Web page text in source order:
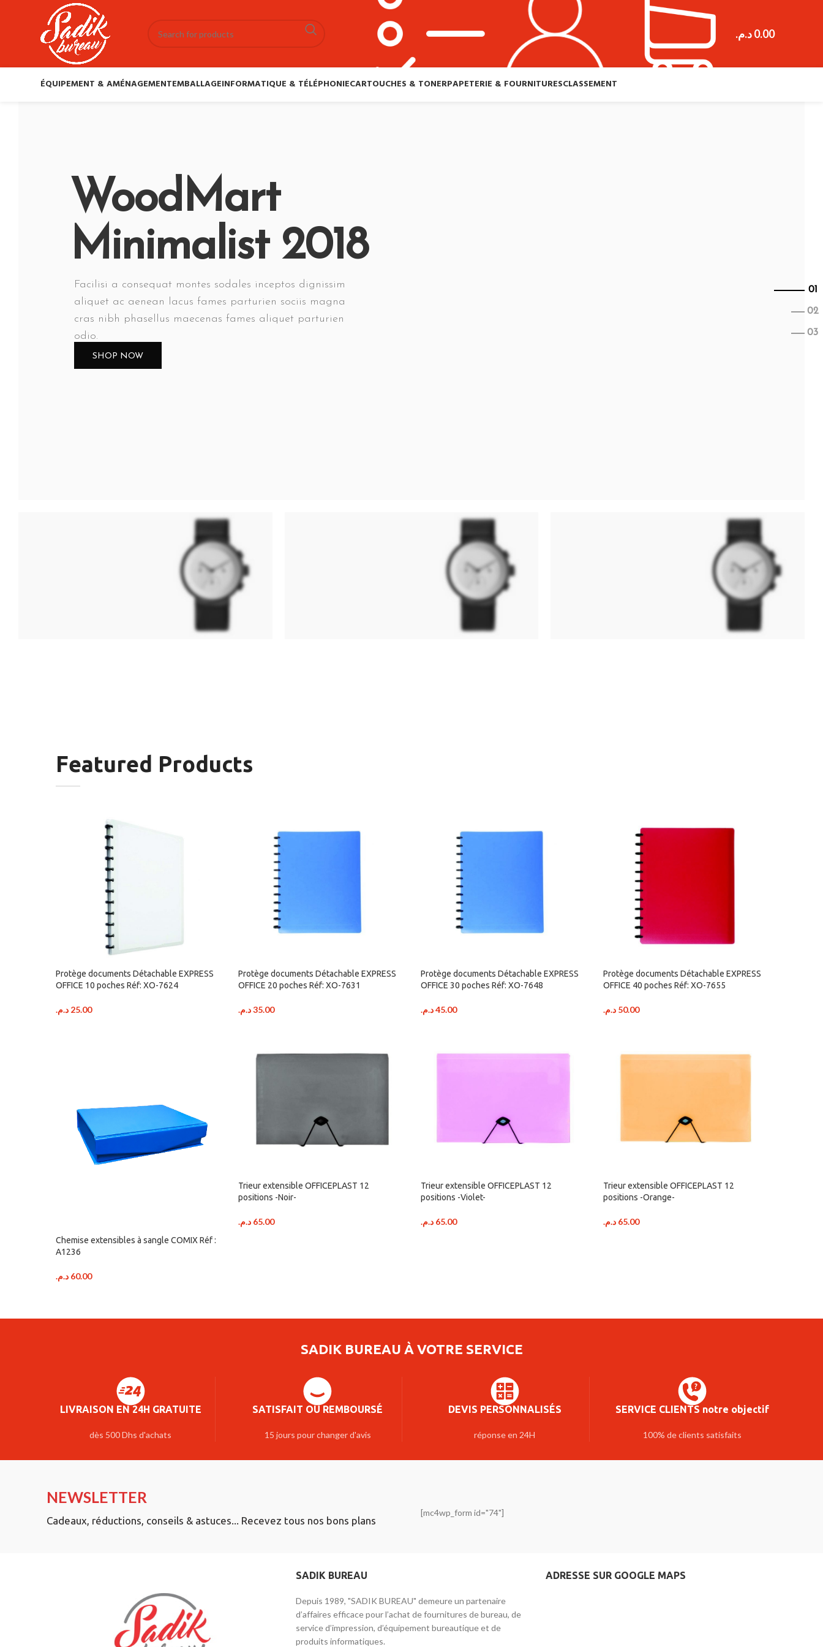
0.00د.م.
ÉQUIPEMENT & AMÉNAGEMENTEMBALLAGEINFORMATIQUE & TÉLÉPHONIECARTOUCHES & TONERPAPETERIE & FOURNITURESCLASSEMENT
01
02
03
WoodMart
Minimalist 2018
Facilisi a consequat montes sodales inceptos dignissim
aliquet ac aenean lacus fames parturien sociis magna
cras nibh phasellus maecenas fames aliquet parturien
odio.
SHOP NOW
Featured Products
Protège documents Détachable EXPRESS
OFFICE 10 poches Réf: XO-7624
25.00 د.م.
Protège documents Détachable EXPRESS
OFFICE 20 poches Réf: XO-7631
35.00د.م.
Protège documents Détachable EXPRESS
OFFICE 30 poches Réf: XO-7648
45.00د.م.
Protège documents Détachable EXPRESS
OFFICE 40 poches Réf: XO-7655
50.00 د.م.
Chemise extensibles à sangle COMIX Réf :
A1236
60.00 د.م.
Trieur extensible OFFICEPLAST 12
positions -Noir-
65.00 د.م.
Trieur extensible OFFICEPLAST 12
positions -Violet-
65.00 د.م.
Trieur extensible OFFICEPLAST 12
positions -Orange-
65.00 د.م.
SADIK BUREAU À VOTRE SERVICE
LIVRAISON EN 24H GRATUITE
dès 500 Dhs d'achats
SATISFAIT OU REMBOURSÉ
15 jours pour changer d'avis
DEVIS PERSONNALISÉS
réponse en 24H
SERVICE CLIENTS notre objectif
100% de clients satisfaits
NEWSLETTER
Cadeaux, réductions, conseils & astuces... Recevez tous nos bons plans
[mc4wp_form id="74"]
SADIK BUREAU
Depuis 1989, "SADIK BUREAU" demeure un partenaire
d’affaires efficace pour l’achat de fournitures de bureau, de
service d’impression, d’équipement bureautique et de
produits informatiques.
ADRESSE SUR GOOGLE MAPS